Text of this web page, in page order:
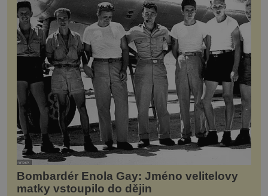
Bombardér Enola Gay: Jméno velitelovy
matky vstoupilo do dějin